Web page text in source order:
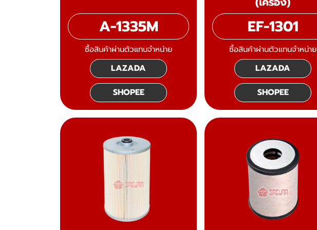
A-1335M
ซื้อสินค้าผ่านตัวแทนจำหน่าย
LAZADA
SHOPEE
EF-1301
ซื้อสินค้าผ่านตัวแทนจำหน่าย
LAZADA
SHOPEE